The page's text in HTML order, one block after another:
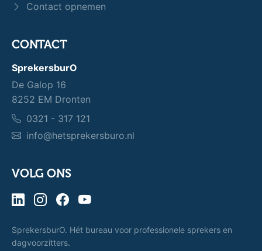
Contact opnemen
CONTACT
SprekersburO
De Galop 16
8252 EM Dronten
0321 - 317 121
info@hetsprekersburo.nl
VOLG ONS
SprekersburO. Hét bureau voor professionele sprekers en
dagvoorzitters.